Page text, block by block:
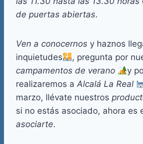
de puertas abiertas.
Ven a conocernos y haznos
inquietudes
, pregunta por
campamentos de verano
y
realizaremos a Alcalá La Real
marzo, llévate nuestros
si no estás asociado, ahora es
asociarte.